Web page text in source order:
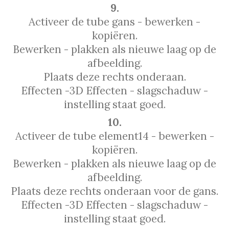
9.
Activeer de tube gans - bewerken -
kopiëren.
Bewerken - plakken als nieuwe laag op de
afbeelding.
Plaats deze rechts onderaan.
Effecten -3D Effecten - slagschaduw -
instelling staat goed.
10.
Activeer de tube element14 - bewerken -
kopiëren.
Bewerken - plakken als nieuwe laag op de
afbeelding.
Plaats deze rechts onderaan voor de gans.
Effecten -3D Effecten - slagschaduw -
instelling staat goed.